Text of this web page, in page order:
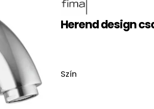
Herend design
Szín